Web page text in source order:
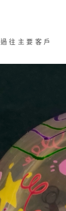
過 往 主 要 客 戶